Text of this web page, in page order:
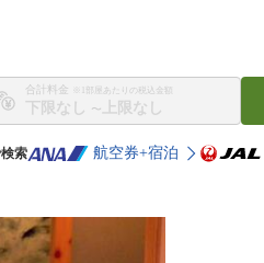
合計料金 ※1部屋あたりの税込金額
〜
索 航空券+宿泊